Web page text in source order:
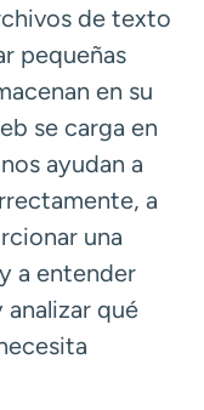
de texto
pequeñas
en su
se carga en
ayudan a
a
una
a entender
qué